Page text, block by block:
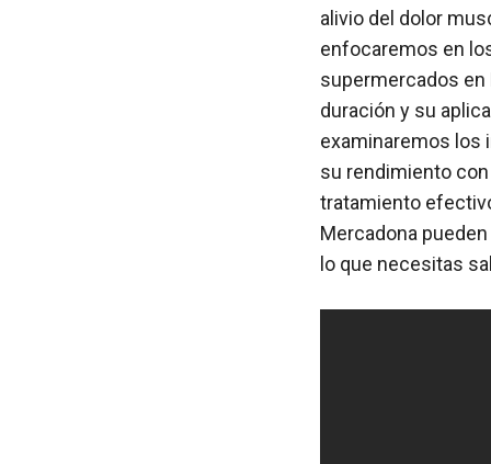
alivio del dolor
enfocaremos en
supermercados en
duración y su
examinaremos los
su rendimiento
tratamiento
Mercadona
lo que necesitas